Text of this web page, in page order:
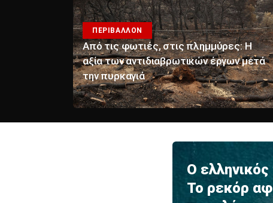
ΠΕΡΙΒΑΛΛΟΝ
Από τις φωτιές, στις πλημμύρες: Η
αξία των αντιδιαβρωτικών έργων μετά
την πυρκαγιά
Ο
Το ρεκόρ